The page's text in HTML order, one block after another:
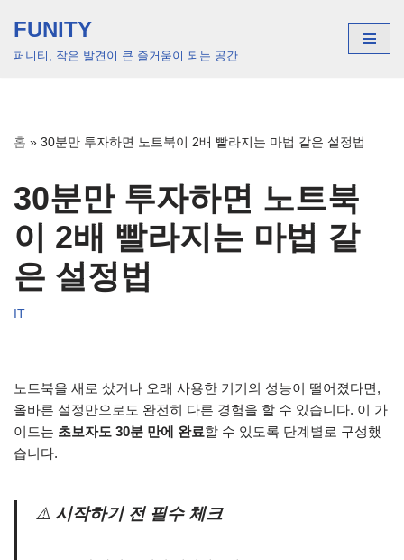
콘
건
기
FUNITY
퍼니티, 작은 발견이 큰 즐거움이 되는 공간
홈 » 30분만 투자하면 노트북이 2배 빨라지는 마법 같은 설정법
30분만 투자하면 노트북
이 2배 빨라지는 마법 같
은 설정법
IT
노트북을 새로 샀거나 오래 사용한 기기의 성능이 떨어졌다면,
올바른 설정만으로도 완전히 다른 경험을 할 수 있습니다. 이 가
이드는 초보자도 30분 만에 완료할 수 있도록 단계별로 구성했
습니다.
⚠️ 시작하기 전 필수 체크